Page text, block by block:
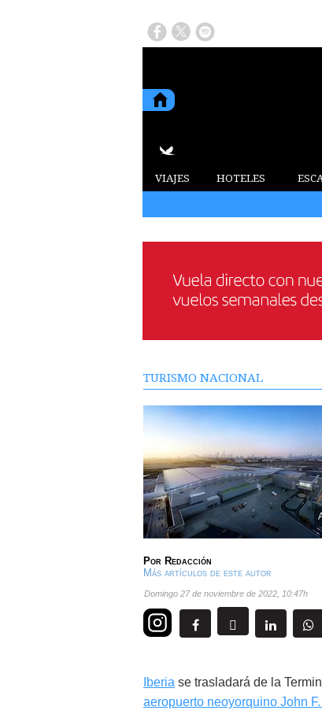
VIAJES HOTELES
TURISMO NACIONAL
Por Redacción
Más artículos de este autor
domingo 27 de noviembre de 2022 10:47h
Iberia se trasladará de la
aeropuerto neoyorquino John